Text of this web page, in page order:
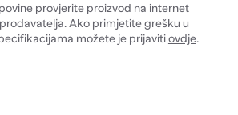
provjerite proizvod na internet
Ako primjetite grešku u
možete je prijavitiovdje.